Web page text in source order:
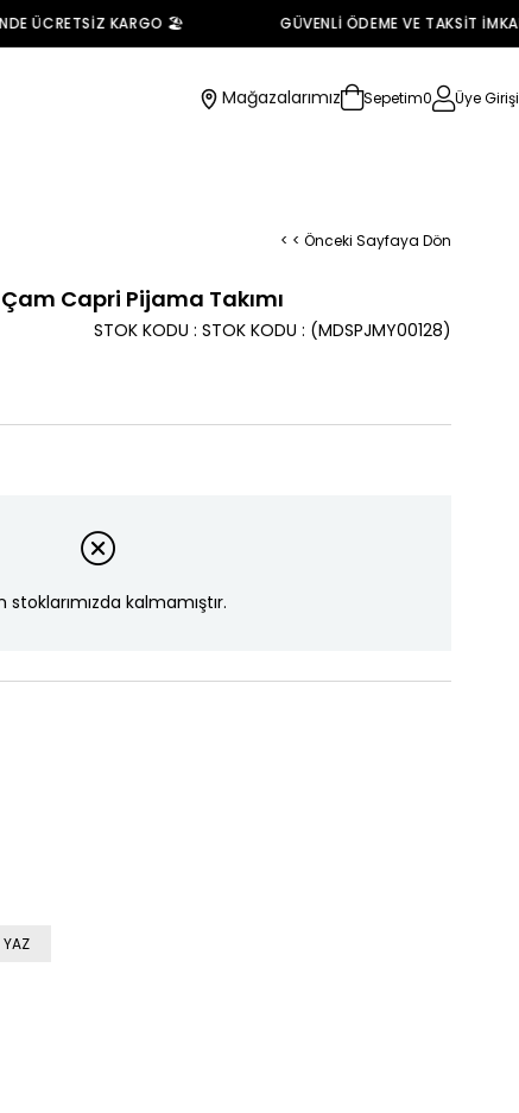
ÜCRETSİZ KARGO 🏖️ GÜVENLİ ÖDEME VE TAKSİT İMKANI
Mağazalarımız Sepetim0 Üye Girişi
< < Önceki Sayfaya Dön
Capri Pijama Takımı
(MDSPJMY00128)
STOK KODU STOK KODU
stoklarımızda kalmamıştır.
YAZ